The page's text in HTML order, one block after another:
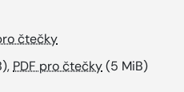
čtečky
PDF pro čtečky(5 MiB)